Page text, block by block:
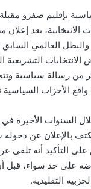
بإقليم صفرو
الانتخابية، بعد
والبطل العالمي
التشريعية
من رسالة سياسية
الأحزاب السياسية
السنوات الأخيرة
بالإعلان عن دخوله
على التأكيد أنه تلقى
على حد سواء،
التقليدية.